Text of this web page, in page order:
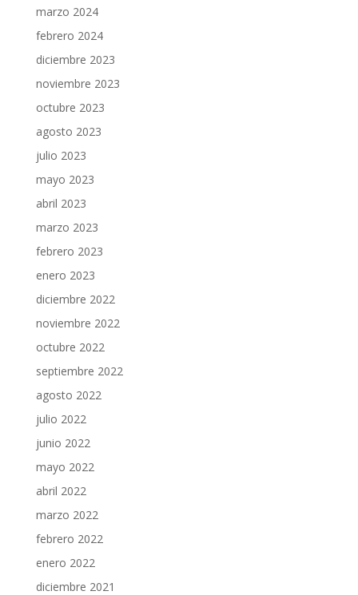
marzo 2024
febrero 2024
diciembre 2023
noviembre 2023
octubre 2023
agosto 2023
julio 2023
mayo 2023
abril 2023
marzo 2023
febrero 2023
enero 2023
diciembre 2022
noviembre 2022
octubre 2022
septiembre 2022
agosto 2022
julio 2022
junio 2022
mayo 2022
abril 2022
marzo 2022
febrero 2022
enero 2022
diciembre 2021